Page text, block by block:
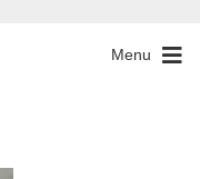
Menu